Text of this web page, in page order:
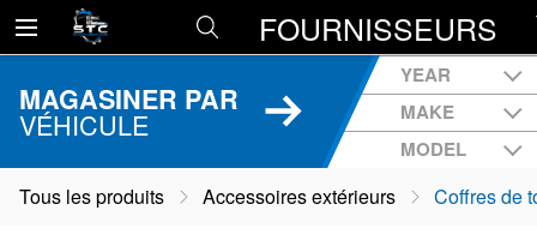
FOURNISSEURS
MAGASINER PAR
VÉHICULE
YEAR
MAKE
MODEL
Tous les produits Accessoires extérieurs Coffres de